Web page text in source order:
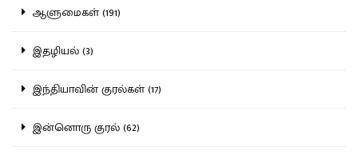
ஆளுமைகள் (191)
இதழியல் (3)
இந்தியாவின் குரல்கள் (17)
இன்னொரு குரல் (62)